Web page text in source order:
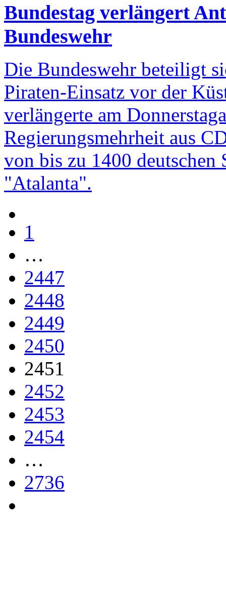
Bundestag verlängert
Bundeswehr
Die Bundeswehr beteiligt
Piraten-Einsatz vor der
verlängerte am
Regierungsmehrheit aus
von bis zu 1400
"Atalanta".
1
…
2447
2448
2449
2450
2451
2452
2453
2454
…
2736